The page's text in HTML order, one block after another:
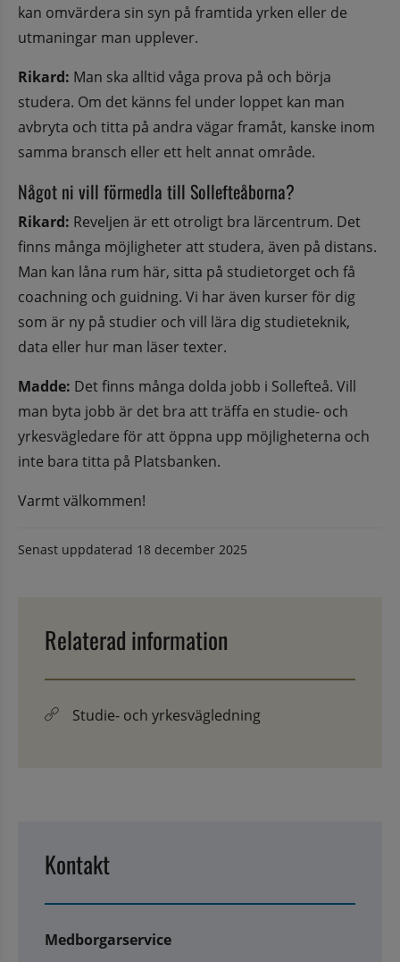
kan omvärdera sin syn på framtida yrken eller de
utmaningar man upplever.
Rikard: Man ska alltid våga prova på och börja
studera. Om det känns fel under loppet kan man
avbryta och titta på andra vägar framåt, kanske inom
samma bransch eller ett helt annat område.
Något ni vill förmedla till Sollefteåborna?
Rikard: Reveljen är ett otroligt bra lärcentrum. Det
finns många möjligheter att studera, även på distans.
Man kan låna rum här, sitta på studietorget och få
coachning och guidning. Vi har även kurser för dig
som är ny på studier och vill lära dig studieteknik,
data eller hur man läser texter.
Madde: Det finns många dolda jobb i Sollefteå. Vill
man byta jobb är det bra att träffa en studie- och
yrkesvägledare för att öppna upp möjligheterna och
inte bara titta på Platsbanken.
Varmt välkommen!
Senast uppdaterad 18 december 2025
Relaterad information
Studie- och yrkesvägledning
Kontakt
Medborgarservice